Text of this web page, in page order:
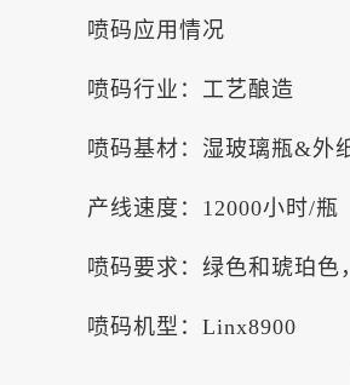
喷码应用情况
喷码行业：工艺酿造
喷码基材：湿玻璃瓶&外
产线速度：12000小时/瓶
喷码要求：绿色和琥珀色
喷码机型：Linx8900